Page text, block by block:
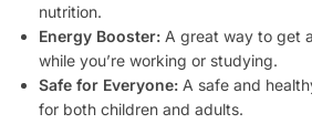
nutrition.
Energy Booster: A great way to get
while you’re working or studying.
Safe for Everyone: A safe and
for both children and adults.